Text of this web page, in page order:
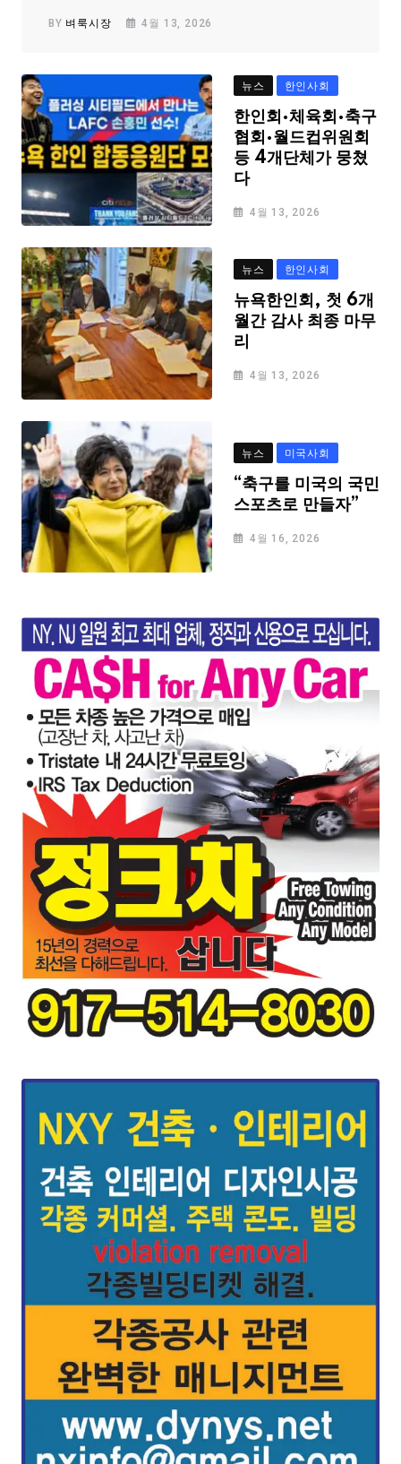
BY 벼룩시장 4월 13, 2026
뉴스 한인사회
한인회·체육회·축구
협회·월드컵위원회
등 4개단체가 뭉쳤
다
4월 13, 2026
뉴스 한인사회
뉴욕한인회, 첫 6개
월간 감사 최종 마무
리
4월 13, 2026
뉴스 미국사회
“축구를 미국의 국민
스포츠로 만들자”
4월 16, 2026